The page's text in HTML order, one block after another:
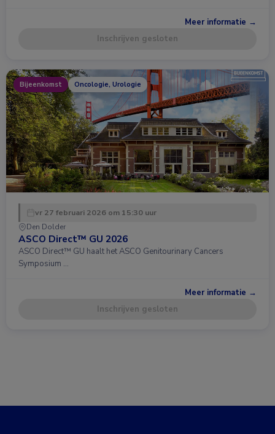
Meer informatie →
Inschrijven gesloten
Bijeenkomst Oncologie, Urologie
vr 27 februari 2026 om 15:30 uur
Den Dolder
ASCO Direct™ GU 2026
ASCO Direct™ GU haalt het ASCO Genitourinary Cancers
Symposium …
Meer informatie →
Inschrijven gesloten